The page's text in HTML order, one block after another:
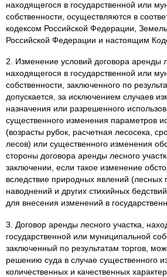
находящегося в государственной или
собственности, осуществляются в
кодексом Российской Федерации,
Российской Федерации и настоящим
2. Изменение условий договора аренды
находящегося в государственной или
собственности, заключенного по
допускается, за исключением случаев
назначения или разрешенного
существенного изменения параметров
(возрасты рубок, расчетная лесосека,
лесов) или существенного изменения
стороны договора аренды лесного
заключении, если такое изменение
вследствие природных явлений (лесных
наводнений и других стихийных
для внесения изменений в
3. Договор аренды лесного участка,
государственной или муниципальной
заключенный по результатам торгов,
решению суда в случае существенного
количественных и качественных